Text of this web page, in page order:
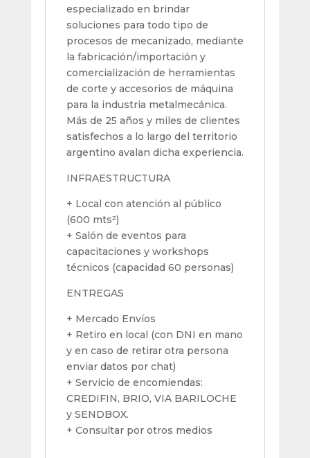
especializado en brindar
soluciones para todo tipo de
procesos de mecanizado, mediante
la fabricación/importación y
comercialización de herramientas
de corte y accesorios de máquina
para la industria metalmecánica.
Más de 25 años y miles de clientes
satisfechos a lo largo del territorio
argentino avalan dicha experiencia.
INFRAESTRUCTURA
+ Local con atención al público
(600 mts²)
+ Salón de eventos para
capacitaciones y workshops
técnicos (capacidad 60 personas)
ENTREGAS
+ Mercado Envíos
+ Retiro en local (con DNI en mano
y en caso de retirar otra persona
enviar datos por chat)
+ Servicio de encomiendas:
CREDIFIN, BRIO, VIA BARILOCHE
y SENDBOX.
+ Consultar por otros medios